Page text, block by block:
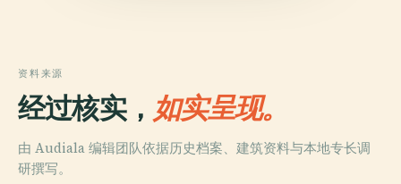
资料来源
经过核实， 如实呈现。
由 Audiala 编辑团队依据历史档案、建筑资料与本地专长调
研撰写。